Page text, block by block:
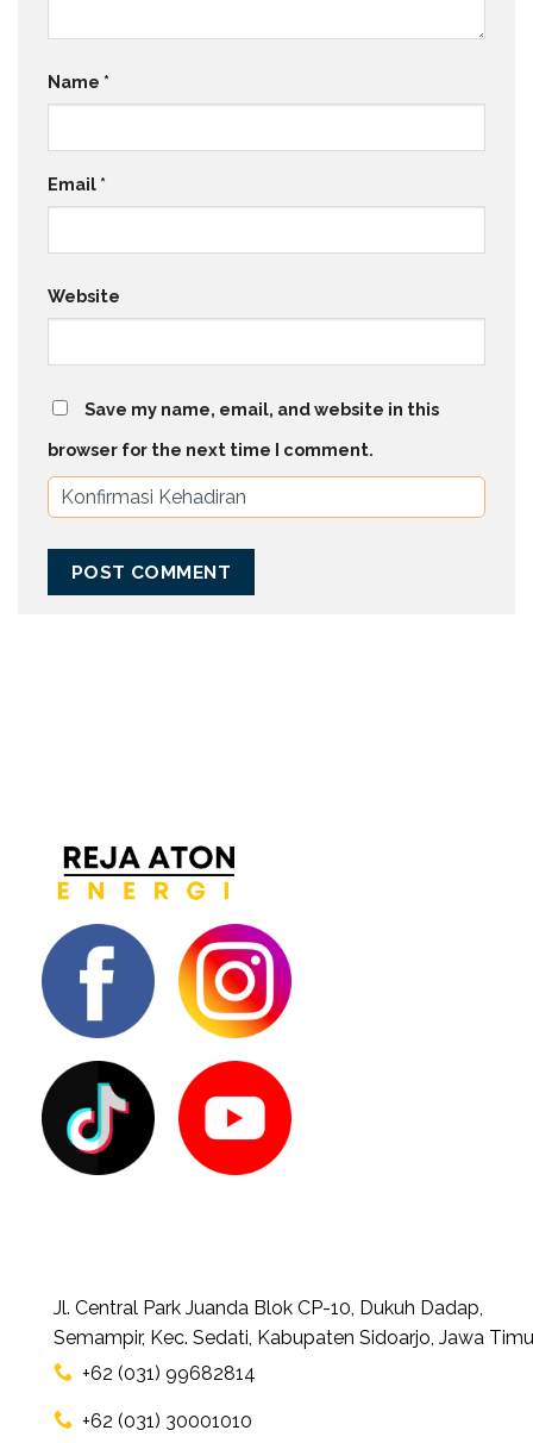
Name *
Email *
Website
Save my name, email, and website in this
browser for the next time I comment.
Jl. Central Park Juanda Blok CP-10, Dukuh Dadap,
Semampir, Kec. Sedati, Kabupaten Sidoarjo, Jawa
+62 (031) 99682814
+62 (031) 30001010